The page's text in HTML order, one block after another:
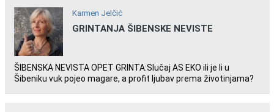
Karmen Jelčić
GRINTANJA ŠIBENSKE NEVISTE
ŠIBENSKA NEVISTA OPET GRINTA:Slučaj AS EKO ili je li u
Šibeniku vuk pojeo magare, a profit ljubav prema životinjama?